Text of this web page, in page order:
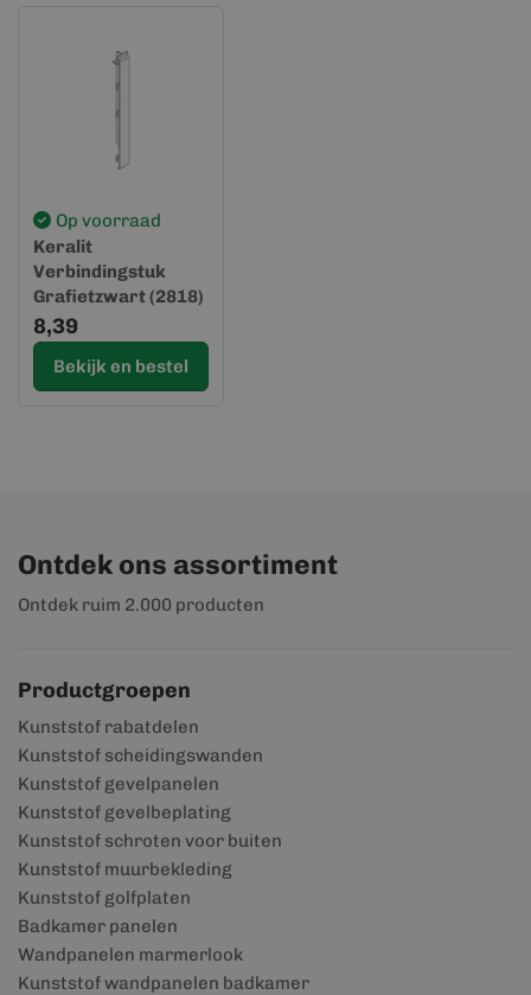
Op voorraad
Keralit
Verbindingstuk
Grafietzwart (2818)
(Sponningdeel 190)
8,39
Bekijk en bestel
Ontdek ons assortiment
Ontdek ruim 2.000 producten
Productgroepen
Kunststof rabatdelen
Kunststof scheidingswanden
Kunststof gevelpanelen
Kunststof gevelbeplating
Kunststof schroten voor buiten
Kunststof muurbekleding
Kunststof golfplaten
Badkamer panelen
Wandpanelen marmerlook
Kunststof wandpanelen badkamer